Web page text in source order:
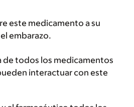
este medicamento a su
embarazo.
de todos los medicamentos
interactuar con este